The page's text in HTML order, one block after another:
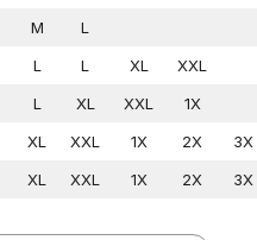
M
L
L L XL
XXL
L XL XXL
1X
XL XXL 1X 2X
3X
XL XXL 1X 2X
3X